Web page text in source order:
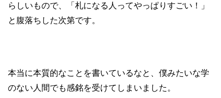
らしいもので、「札になる人ってやっぱりすごい！」
と腹落ちした次第です。
本当に本質的なことを書いているなと、僕みたいな学
のない人間でも感銘を受けてしまいました。